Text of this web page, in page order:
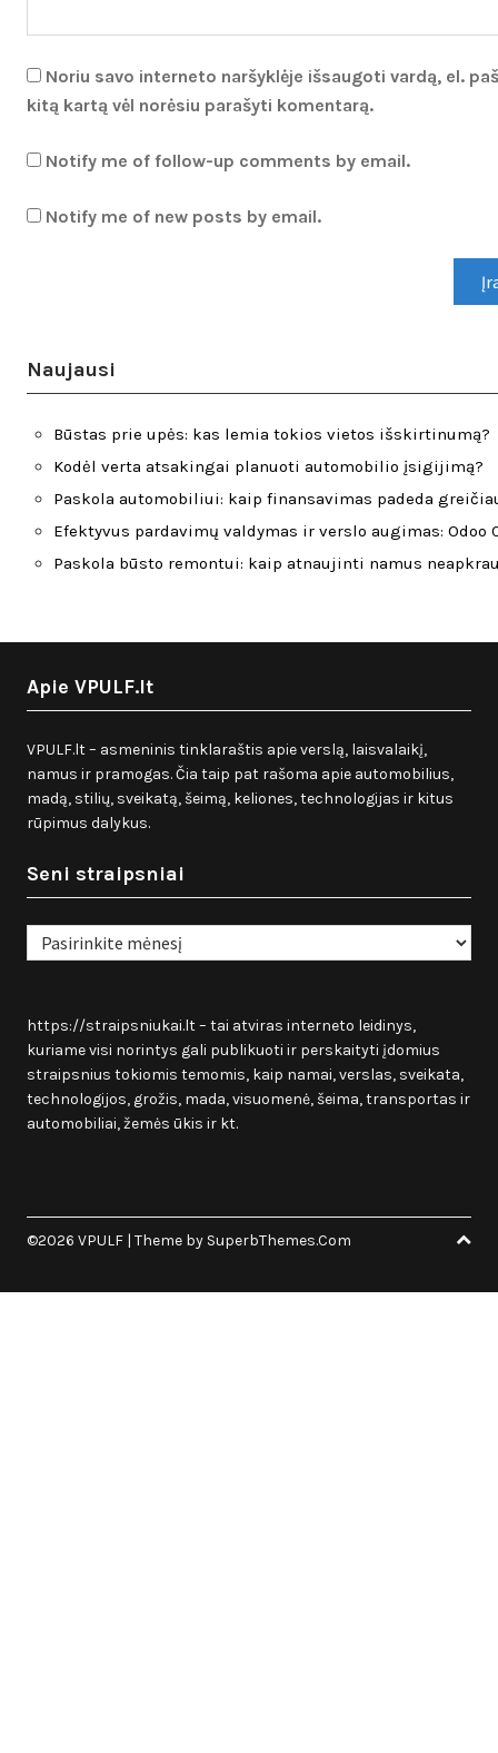
Noriu savo interneto naršyklėje išsaugoti vardą, el.
kitą kartą vėl norėsiu parašyti komentarą.
Notify me of follow-up comments by email.
Notify me of new posts by email.
Naujausi
Būstas prie upės: kas lemia tokios vietos išskirtinumą?
Kodėl verta atsakingai planuoti automobilio įsigijimą?
Paskola automobiliui: kaip finansavimas padeda
Efektyvus pardavimų valdymas ir verslo augimas:
Paskola būsto remontui: kaip atnaujinti namus
Apie VPULF.lt
VPULF.lt – asmeninis tinklaraštis apie verslą, laisvalaikį,
namus ir pramogas. Čia taip pat rašoma apie automobilius,
madą, stilių, sveikatą, šeimą, keliones, technologijas ir kitus
rūpimus dalykus.
Seni straipsniai
Seni
straipsniai
https://straipsniukai.lt– tai atviras interneto leidinys,
kuriame visi norintys gali publikuoti ir perskaityti įdomius
straipsnius tokiomis temomis, kaip namai, verslas, sveikata,
technologijos, grožis, mada, visuomenė, šeima, transportas ir
automobiliai, žemės ūkis ir kt.
©2026 VPULF | Theme by SuperbThemes.Com